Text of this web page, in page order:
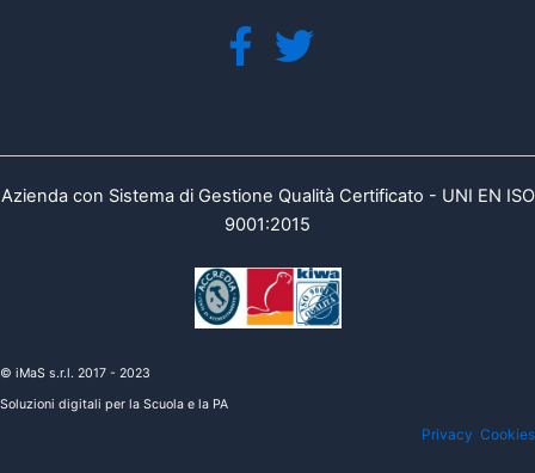
Azienda con Sistema di Gestione Qualità Certificato - UNI EN ISO
9001:2015
© iMaS s.r.l. 2017 - 2023
Soluzioni digitali per la Scuola e la PA
Privacy Cookies